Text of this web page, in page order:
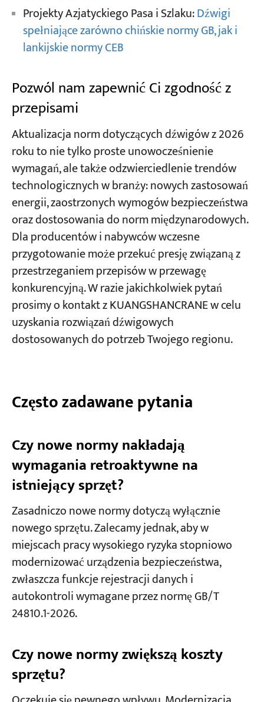
Projekty Azjatyckiego Pasa i Szlaku:Dźwigi
spełniające zarówno chińskie normy GB, jak i
lankijskie normy CEB
Pozwól nam zapewnić Ci zgodność z
przepisami
Aktualizacja norm dotyczących dźwigów z 2026
roku to nie tylko proste unowocześnienie
wymagań, ale także odzwierciedlenie trendów
technologicznych w branży: nowych zastosowań
energii, zaostrzonych wymogów bezpieczeństwa
oraz dostosowania do norm międzynarodowych.
Dla producentów i nabywców wczesne
przygotowanie może przekuć presję związaną z
przestrzeganiem przepisów w przewagę
konkurencyjną. W razie jakichkolwiek pytań
prosimy o kontakt z KUANGSHANCRANE w celu
uzyskania rozwiązań dźwigowych
dostosowanych do potrzeb Twojego regionu.
Często zadawane pytania
Czy nowe normy nakładają
wymagania retroaktywne na
istniejący sprzęt?
Zasadniczo nowe normy dotyczą wyłącznie
nowego sprzętu. Zalecamy jednak, aby w
miejscach pracy wysokiego ryzyka stopniowo
modernizować urządzenia bezpieczeństwa,
zwłaszcza funkcje rejestracji danych i
autokontroli wymagane przez normę GB/T
24810.1-2026.
Czy nowe normy zwiększą koszty
sprzętu?